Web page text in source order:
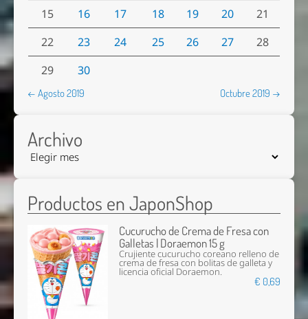
15
16 17 18 19 20
21
22
23 24 25 26 27
28
29
30
← Agosto 2019 Octubre 2019 →
Archivo
Productos en JaponShop
Cucurucho de Crema de Fresa con
Galletas | Doraemon 15 g
Crujiente cucurucho coreano relleno de
crema de fresa con bolitas de galleta y
licencia oficial Doraemon.
€ 0,69